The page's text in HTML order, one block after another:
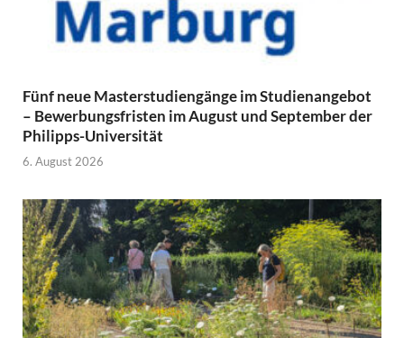
Fünf neue Masterstudiengänge im Studienangebot
– Bewerbungsfristen im August und September der
Philipps-Universität
6. August 2026